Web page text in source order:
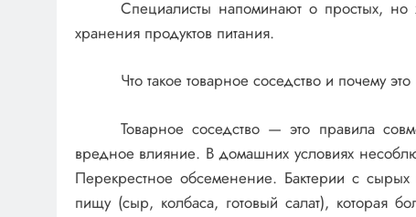
Специалисты напоминают о простых,
хранения продуктов питания.
Что такое товарное соседство и почему
Товарное соседство — это правила
вредное влияние. В домашних условиях
Перекрестное обсеменение. Бактерии с
пищу (сыр, колбаса, готовый салат), которая